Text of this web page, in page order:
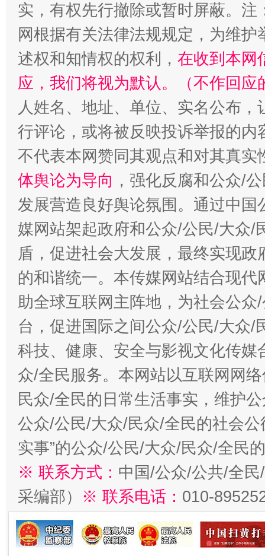
招工难、用工荒背后
实，有权先行撤除或暂时屏蔽。
网根据有关法律法规规定，为维
述权和知情权的权利， 在收到本网
应，我们将视为默认。（不作回应
人姓名、地址、单位、实名公布
行评论，或将被反映投诉举报的
不代表本网赞同其观点和对其真实
体舆论为导向 ，强化反腐和公众/
发展营造良好舆论氛围。通过中
媒网站架起政府和公众/公民/大众/
盾，促进社会大发展，最终实现
的和谐统一。本传媒网站结合现
助全球互联网主阵地，为社会公
台，促进国际之间公众/公民/大众/
科技、健康、安全与影视文化传
众/全民服务。本网站以互联网网
民众/全民的日常生活事实，维护
公众/公民/大众/民众/全民的社会公
实事”的公众/公民/大众/民众/全民
※ 联系方式： 中国/公众/公共/全
采编部） ※ 联系电话： 010-